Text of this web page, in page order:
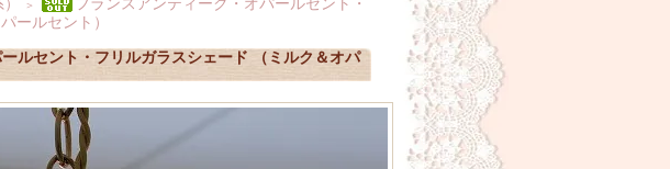
＞
ールセント）
ルセント・フリルガラスシェード （ミルク＆オパ